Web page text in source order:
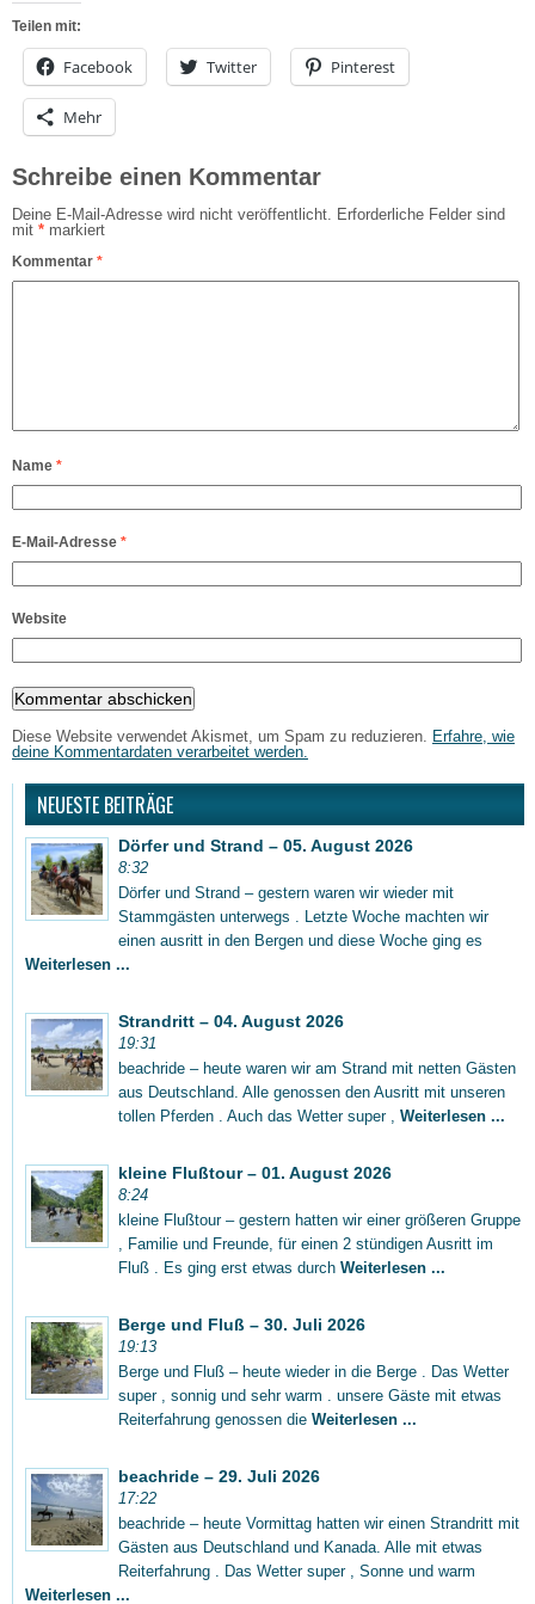
Teilen mit:
Facebook Twitter Pinterest
Mehr
Schreibe einen Kommentar
Deine E-Mail-Adresse wird nicht veröffentlicht. Erforderliche Felder sind
mit * markiert
Kommentar *
Name *
E-Mail-Adresse *
Website
Diese Website verwendet Akismet, um Spam zu reduzieren. Erfahre, wie
deine Kommentardaten verarbeitet werden.
NEUESTE BEITRÄGE
Dörfer und Strand – 05. August 2026
8:32
Dörfer und Strand – gestern waren wir wieder mit
Stammgästen unterwegs . Letzte Woche machten wir
einen ausritt in den Bergen und diese Woche ging es
Weiterlesen ...
Strandritt – 04. August 2026
19:31
beachride – heute waren wir am Strand mit netten Gästen
aus Deutschland. Alle genossen den Ausritt mit unseren
tollen Pferden . Auch das Wetter super , Weiterlesen ...
kleine Flußtour – 01. August 2026
8:24
kleine Flußtour – gestern hatten wir einer größeren Gruppe
, Familie und Freunde, für einen 2 stündigen Ausritt im
Fluß . Es ging erst etwas durch Weiterlesen ...
Berge und Fluß – 30. Juli 2026
19:13
Berge und Fluß – heute wieder in die Berge . Das Wetter
super , sonnig und sehr warm . unsere Gäste mit etwas
Reiterfahrung genossen die Weiterlesen ...
beachride – 29. Juli 2026
17:22
beachride – heute Vormittag hatten wir einen Strandritt mit
Gästen aus Deutschland und Kanada. Alle mit etwas
Reiterfahrung . Das Wetter super , Sonne und warm
Weiterlesen ...